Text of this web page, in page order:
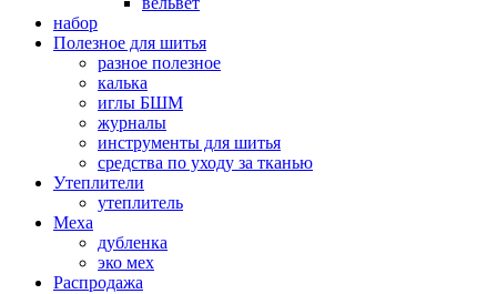
набор
Полезное для шитья
разное полезное
калька
иглы БШМ
журналы
инструменты для шитья
средства по уходу за тканью
Утеплители
утеплитель
Меха
дубленка
эко мех
Распродажа